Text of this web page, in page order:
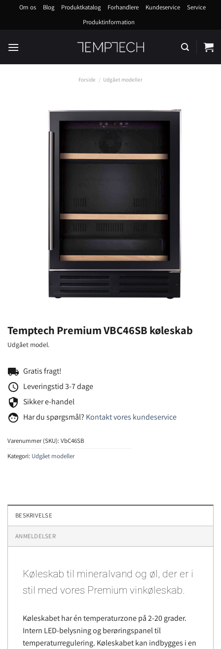
FortsætOm os Blog Produktkatalog Forhandlere Kundeservice
Service
Produktinformation
Forside / Udgået modeller
Temptech Premium VBC46SB køleskab
Udgået model.
local_shipping Gratis fragt!
schedule Leveringstid 3-7 dage
security Sikker e-handel
face Har du spørgsmål? Kontakt vores kundeservice
Varenummer (SKU):VbC46SB
Kategori: Udgået modeller
BESKRIVELSE
ANMELDELSER
Køleskab til mineralvand og øl, der er i
stil med vores Premium vinkøleskab.
Køleskabet har én temperaturzone på 2-20 grader.
Intern LED-belysning og berøringspanel til
temperaturregulering. Køleskabet kan indbygges i en